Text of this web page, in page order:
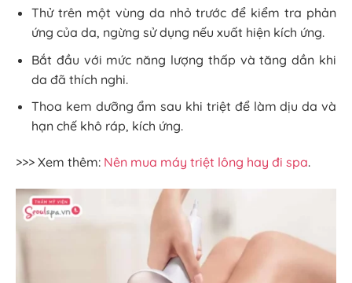
Thử trên một vùng da nhỏ trước để kiểm tra phản
ứng của da, ngừng sử dụng nếu xuất hiện kích ứng.
Bắt đầu với mức năng lượng thấp và tăng dần khi
da đã thích nghi.
Thoa kem dưỡng ẩm sau khi triệt để làm dịu da và
hạn chế khô ráp, kích ứng.
>>> Xem thêm: Nên mua máy triệt lông hay đi spa.